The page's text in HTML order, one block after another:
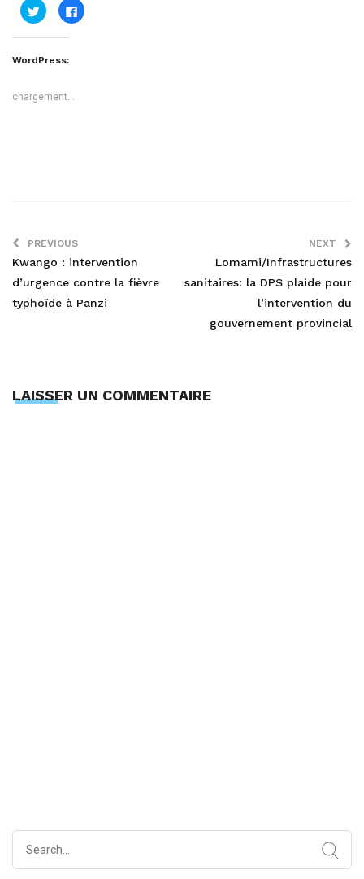
Cliquez
pour
partager
sur
dans
une
Cliquez
pour
WordPress:
chargement…
PREVIOUS
Kwango : intervention
d’urgence contre la fièvre
typhoïde à Panzi
NEXT
Lomami/Infrastructures
sanitaires: la DPS plaide pour
l’intervention du
gouvernement provincial
LAISSER UN COMMENTAIRE